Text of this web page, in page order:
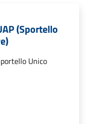
(Sportello
Unico